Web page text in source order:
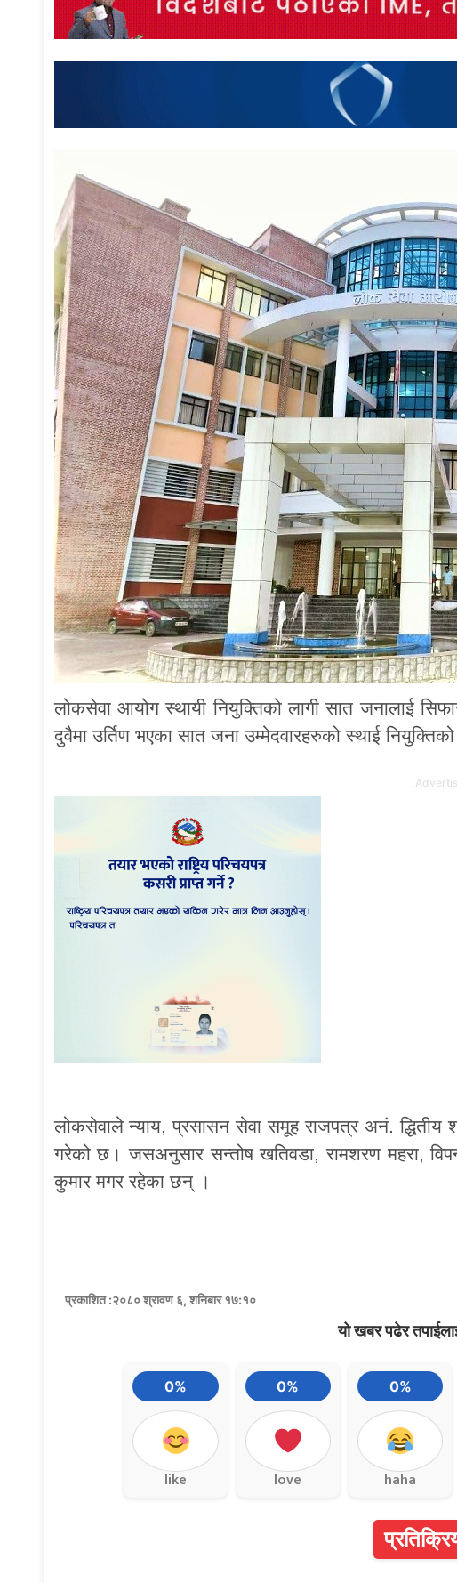
लोकसेवा आयोग स्थायी नियुक्तिको लागी सात जनालाई
दुवैमा उर्तिण भएका सात जना उम्मेदवारहरुको स्थाई
लोकसेवाले न्याय, प्रसासन सेवा समूह राजपत्र अनं. द्धितीय
गरेको छ। जसअनुसार सन्तोष खतिवडा, रामशरण महरा,
कुमार मगर रहेका छन् ।
प्रकाशित :२०८० श्रावण ६, शनिबार १७:१०
यो खबर पढेर
0%
like
0%
love
0%
haha